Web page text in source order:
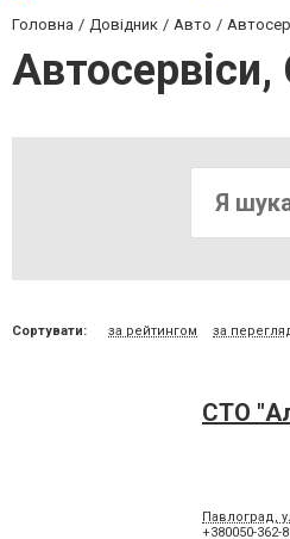
Головна Довідник Авто
Сортувати: за рейтингом за
СТО
Павлоград,
+380050-362-